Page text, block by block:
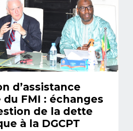
d’assistance
FMI : échanges
de la dette
à la DGCPT